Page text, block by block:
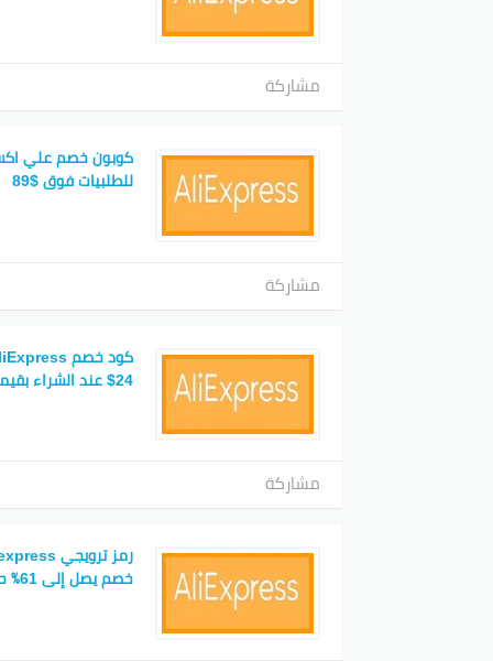
هل
مشاركة
للطلبيات فوق $89
مشاركة
24$ عند الشراء بقيمة 200$
مشاركة
خصم يصل إلى 61٪ حقائب والأحذية